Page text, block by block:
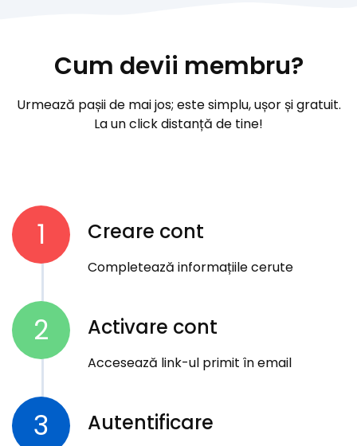
Cum devii membru?
Urmează pașii de mai jos; este simplu, ușor și gratuit.
La un click distanță de tine!
1 Creare cont
Completează informațiile cerute
2 Activare cont
Accesează link-ul primit în email
3 Autentificare